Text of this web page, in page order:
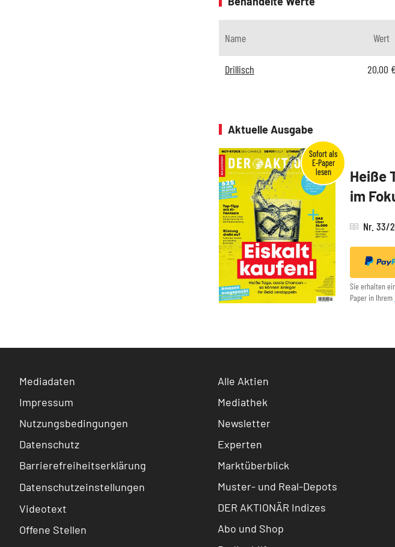
Name Wert
Drillisch 20,00 €
Aktuelle Ausgabe
Heiße
im
Nr. 33/
Sie erhalten
Paper in Ihrem
Mediadaten
Impressum
Nutzungsbedingungen
Datenschutz
Barrierefreiheitserklärung
Datenschutzeinstellungen
Videotext
Offene Stellen
Alle Aktien
Mediathek
Newsletter
Experten
Marktüberblick
Muster- und Real-Depots
DER AKTIONÄR Indizes
Abo und Shop